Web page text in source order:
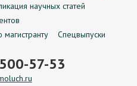
научных статей
магистранту
Спецвыпуски
57-53